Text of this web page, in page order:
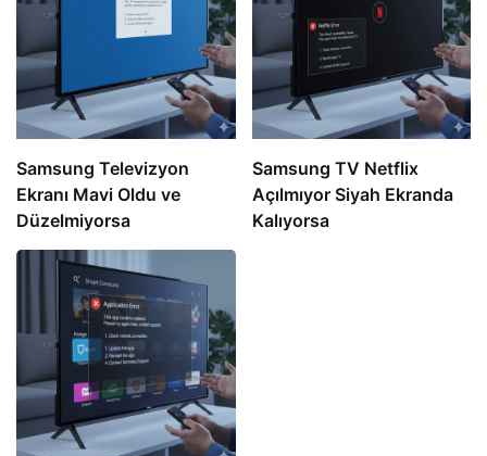
Samsung Televizyon
Ekranı Mavi Oldu ve
Düzelmiyorsa
Samsung TV Netflix
Açılmıyor Siyah Ekranda
Kalıyorsa